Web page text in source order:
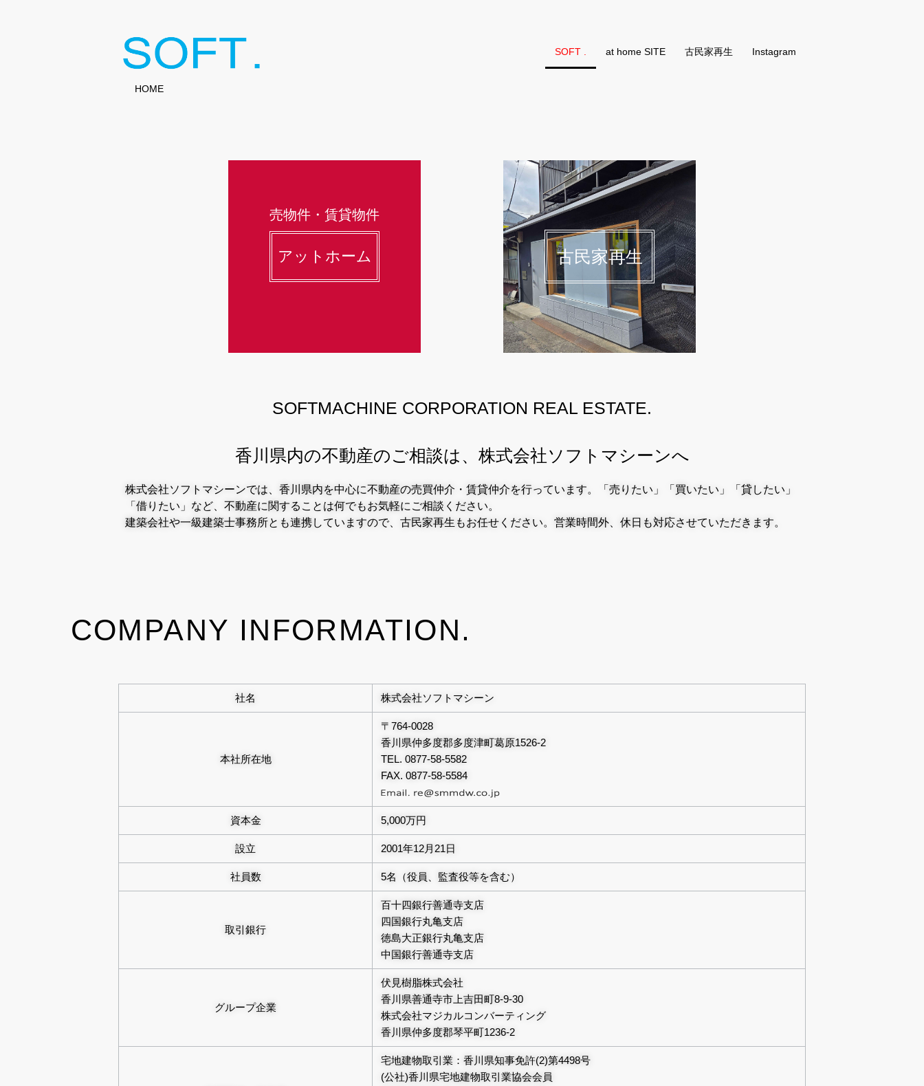
SOFT . at home SITE 古民家再生 Instagram
HOME
売物件・賃貸物件
アットホーム 古民家再生
SOFTMACHINE CORPORATION REAL ESTATE.
香川県内の不動産のご相談は、株式会社ソフトマシーンへ
株式会社ソフトマシーンでは、香川県内を中心に不動産の売買仲介・賃貸仲介を行っています。
「売りたい」「買いたい」「貸したい」
「借りたい」など、不動産に関することは何でもお気軽にご相談ください。
建築会社や一級建築士事務所とも連携していますので、古民家再生もお任せください。 営業時間外、休日も対応させていただきます。
COMPANY INFORMATION.
社名 株式会社ソフトマシーン
本社所在地
〒764-0028
香川県仲多度郡多度津町葛原1526-2
TEL. 0877-58-5582
FAX. 0877-58-5584
資本金 5,000万円
設立 2001年12月21日
社員数 5名（役員、監査役等を含む）
取引銀行
百十四銀行善通寺支店
四国銀行丸亀支店
徳島大正銀行丸亀支店
中国銀行善通寺支店
グループ企業
伏見樹脂株式会社
香川県善通寺市上吉田町8-9-30
株式会社マジカルコンバーティング
香川県仲多度郡琴平町1236-2
宅地建物取引業：香川県知事免許(2)第4498号
(公社)香川県宅地建物取引業協会会員